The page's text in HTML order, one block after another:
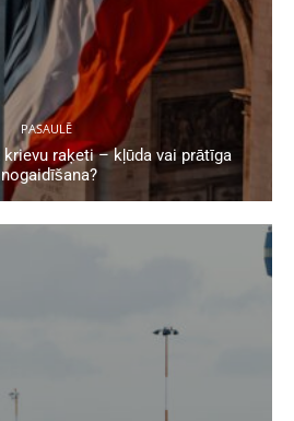
PASAULĒ
raķeti – kļūda vai prātīga
nogaidīšana?